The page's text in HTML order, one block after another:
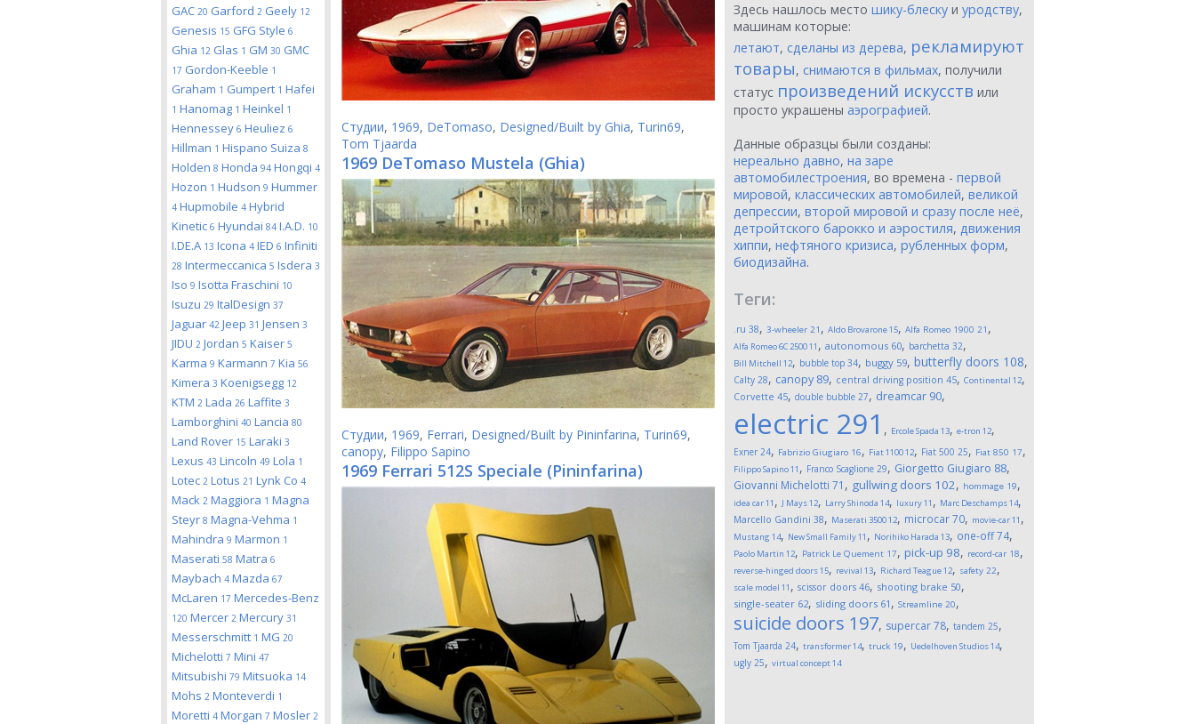
GAC 20 Garford 2 Geely 12
Genesis 15 GFG Style 6
Ghia 12 Glas 1 GM 30 GMC
17 Gordon-Keeble 1
Graham 1 Gumpert 1 Hafei
1 Hanomag 1 Heinkel 1
Hennessey 6 Heuliez 6
Hillman 1 Hispano Suiza 8
Holden 8 Honda 94 Hongqi 4
Hozon 1 Hudson 9 Hummer
4 Hupmobile 4 Hybrid
Kinetic 6 Hyundai 84 I.A.D. 10
I.DE.A 13 Icona 4 IED 6 Infiniti
28 Intermeccanica 5 Isdera 3
Iso 9 Isotta Fraschini 10
Isuzu 29 ItalDesign 37
Jaguar 42 Jeep 31 Jensen 3
JIDU 2 Jordan 5 Kaiser 5
Karma 9 Karmann 7 Kia 56
Kimera 3 Koenigsegg 12
KTM 2 Lada 26 Laffite 3
Lamborghini 40 Lancia 80
Land Rover 15 Laraki 3
Lexus 43 Lincoln 49 Lola 1
Lotec 2 Lotus 21 Lynk Co 4
Mack 2 Maggiora 1 Magna
Steyr 8 Magna-Vehma 1
Mahindra 9 Marmon 1
Maserati 58 Matra 6
Maybach 4 Mazda 67
McLaren 17 Mercedes-Benz
120 Mercer 2 Mercury 31
Messerschmitt 1 MG 20
Michelotti 7 Mini 47
Mitsubishi 79 Mitsuoka 14
Mohs 2 Monteverdi 1
Moretti 4 Morgan 7 Mosler 2
Студии, 1969, DeTomaso, Designed/Built by Ghia, Turin69,
Tom Tjaarda
1969 DeTomaso Mustela (Ghia)
Студии, 1969, Ferrari, Designed/Built by Pininfarina, Turin69,
canopy, Filippo Sapino
1969 Ferrari 512S Speciale (Pininfarina)
Здесь нашлось место шику-блеску и уродству,
машинам которые:
летают, сделаны из дерева, рекламируют
товары, снимаются в фильмах, получили
статус произведений искусств или
просто украшены аэрографией.
Данные образцы были созданы:
нереально давно, на заре
автомобилестроения, во времена - первой
мировой, классических автомобилей, великой
депрессии, второй мировой и сразу после неё,
детройтского барокко и аэростиля, движения
хиппи, нефтяного кризиса, рубленных форм,
биодизайна.
Теги:
.ru 38, 3-wheeler 21 , Aldo Brovarone15, Alfa Romeo 1900 21 ,
Alfa Romeo 6C 250011 , autonomous 60, barchetta 32,
Bill Mitchell 12, bubble top 34, buggy 59, butterfly doors 108,
Calty 28, canopy 89, central driving position 45, Continental 12,
Corvette 45, double bubble 27, dreamcar 90,
electric 291 , Ercole Spada 13, e-tron 12,
Exner 24, Fabrizio Giugiaro 16, Fiat 110012, Fiat 500 25, Fiat 850 17,
Filippo Sapino11 , Franco Scaglione 29, Giorgetto Giugiaro 88,
Giovanni Michelotti 71 , gullwing doors 102, hommage 19,
idea car11 , J Mays12, Larry Shinoda 14, luxury11 , Marc Deschamps14,
Marcello Gandini 38, Maserati 350012, microcar70, movie-car11 ,
Mustang 14, New Small Family11 , Norihiko Harada 13, one-off74,
Paolo Martin 12, Patrick Le Quement 17, pick-up 98, record-car 18,
reverse-hinged doors15, revival 13, Richard Teague12, safety 22,
scale model 11 , scissor doors 46, shooting brake 50,
single-seater 62, sliding doors 61 , Streamline 20,
suicide doors 197, supercar78, tandem 25,
Tom Tjaarda 24, transformer14, truck 19, Uedelhoven Studios14,
ugly 25, virtual concept14